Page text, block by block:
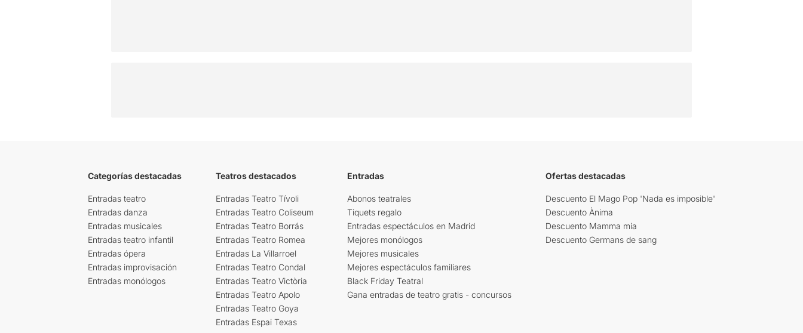
Categorías destacadas
Entradas teatro
Entradas danza
Entradas musicales
Entradas teatro infantil
Entradas ópera
Entradas improvisación
Entradas monólogos
Teatros destacados
Entradas Teatro Tívoli
Entradas Teatro Coliseum
Entradas Teatro Borrás
Entradas Teatro Romea
Entradas La Villarroel
Entradas Teatro Condal
Entradas Teatro Victòria
Entradas Teatro Apolo
Entradas Teatro Goya
Entradas Espai Texas
Entradas
Abonos teatrales
Tiquets regalo
Entradas espectáculos en Madrid
Mejores monólogos
Mejores musicales
Mejores espectáculos familiares
Black Friday Teatral
Gana entradas de teatro gratis - concursos
Ofertas destacadas
Descuento El Mago Pop 'Nada es imposible'
Descuento Ànima
Descuento Mamma mia
Descuento Germans de sang